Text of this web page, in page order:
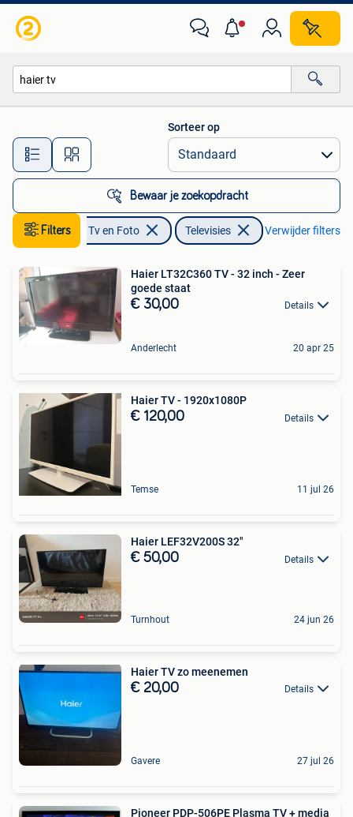
Alle afstanden…
Sorteer op
Bewaar je zoekopdracht
FiltersAudio, Tv en Foto Televisies Verwijder filters
Haier LT32C360 TV - 32 inch - Zeer
goede staat
€ 30,00 Details
Anderlecht 20 apr 25
Haier TV - 1920x1080P
€ 120,00 Details
Temse 11 jul 26
Haier LEF32V200S 32"
€ 50,00 Details
Turnhout 24 jun 26
Haier TV zo meenemen
€ 20,00 Details
Gavere 27 jul 26
Pioneer PDP-506PE Plasma TV + media